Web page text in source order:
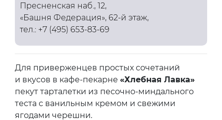
Пресненская наб., 12,
«Башня Федерация», 62-й этаж,
тел.: +7 (495) 653-83-69
Для приверженцев простых сочетаний
и вкусов в кафе-пекарне «Хлебная Лавка»
пекут тарталетки из песочно-миндального
теста с ванильным кремом и свежими
ягодами черешни.